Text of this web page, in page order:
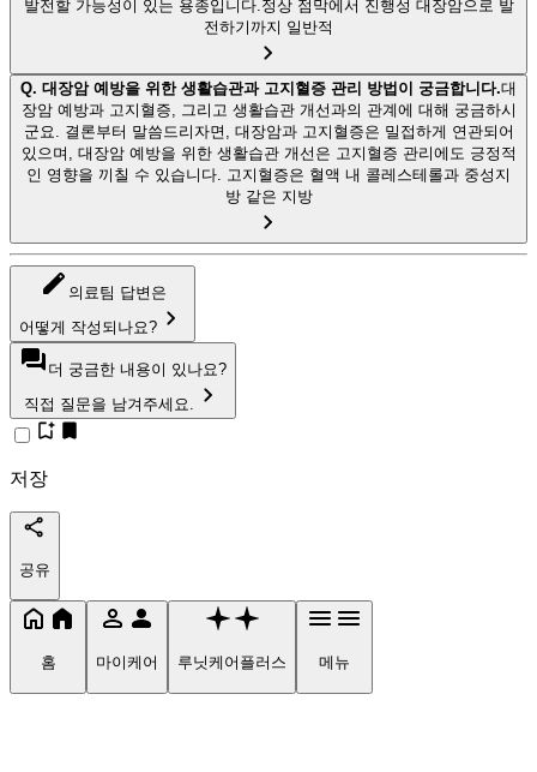
발전할 가능성이 있는 용종입니다.정상 점막에서 진행성 대장암으로 발
전하기까지 일반적
Q. 대장암 예방을 위한 생활습관과 고지혈증 관리 방법이 궁금합니다.대
장암 예방과 고지혈증, 그리고 생활습관 개선과의 관계에 대해 궁금하시
군요. 결론부터 말씀드리자면, 대장암과 고지혈증은 밀접하게 연관되어
있으며, 대장암 예방을 위한 생활습관 개선은 고지혈증 관리에도 긍정적
인 영향을 끼칠 수 있습니다. 고지혈증은 혈액 내 콜레스테롤과 중성지
방 같은 지방
의료팀 답변은
어떻게 작성되나요?
더 궁금한 내용이 있나요?
직접 질문을 남겨주세요.
저장
공유
홈 마이케어 루닛케어플러스 메뉴